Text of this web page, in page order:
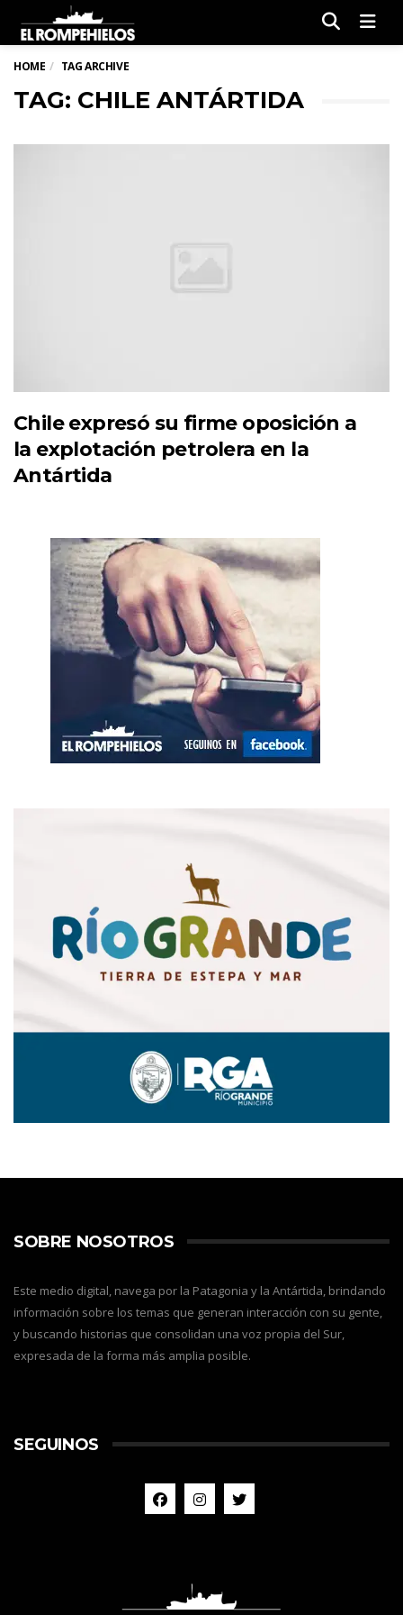
HOME TAG ARCHIVE
TAG: CHILE ANTÁRTIDA
Chile expresó su firme oposición a
la explotación petrolera en la
Antártida
SOBRE NOSOTROS
Este medio digital, navega por la Patagonia y la Antártida, brindando
información sobre los temas que generan interacción con su gente,
y buscando historias que consolidan una voz propia del Sur,
expresada de la forma más amplia posible.
SEGUINOS